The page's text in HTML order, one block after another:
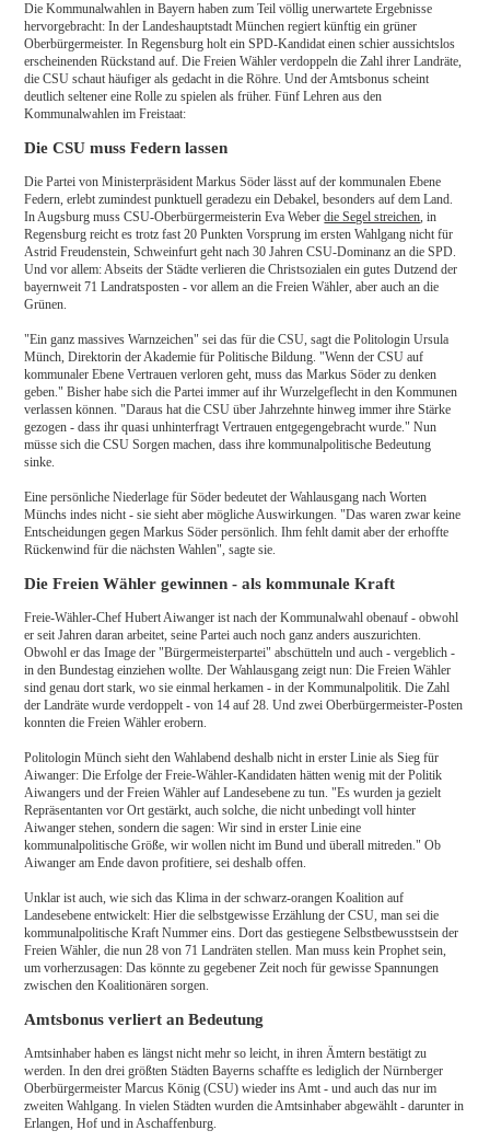
Die Kommunalwahlen in Bayern haben zum Teil völlig unerwartete Ergebnisse
hervorgebracht: In der Landeshauptstadt München regiert künftig ein grüner
Oberbürgermeister. In Regensburg holt ein SPD-Kandidat einen schier aussichtslos
erscheinenden Rückstand auf. Die Freien Wähler verdoppeln die Zahl ihrer Landräte,
die CSU schaut häufiger als gedacht in die Röhre. Und der Amtsbonus scheint
deutlich seltener eine Rolle zu spielen als früher. Fünf Lehren aus den
Kommunalwahlen im Freistaat:
Die CSU muss Federn lassen
Die Partei von Ministerpräsident Markus Söder lässt auf der kommunalen Ebene
Federn, erlebt zumindest punktuell geradezu ein Debakel, besonders auf dem Land.
In Augsburg muss CSU-Oberbürgermeisterin Eva Weberdie Segel streichen, in
Regensburg reicht es trotz fast 20 Punkten Vorsprung im ersten Wahlgang nicht für
Astrid Freudenstein, Schweinfurt geht nach 30 Jahren CSU-Dominanz an die SPD.
Und vor allem: Abseits der Städte verlieren die Christsozialen ein gutes Dutzend der
bayernweit 71 Landratsposten - vor allem an die Freien Wähler, aber auch an die
Grünen.
"Ein ganz massives Warnzeichen" sei das für die CSU, sagt die Politologin Ursula
Münch, Direktorin der Akademie für Politische Bildung. "Wenn der CSU auf
kommunaler Ebene Vertrauen verloren geht, muss das Markus Söder zu denken
geben." Bisher habe sich die Partei immer auf ihr Wurzelgeflecht in den Kommunen
verlassen können. "Daraus hat die CSU über Jahrzehnte hinweg immer ihre Stärke
gezogen - dass ihr quasi unhinterfragt Vertrauen entgegengebracht wurde." Nun
müsse sich die CSU Sorgen machen, dass ihre kommunalpolitische Bedeutung
sinke.
Eine persönliche Niederlage für Söder bedeutet der Wahlausgang nach Worten
Münchs indes nicht - sie sieht aber mögliche Auswirkungen. "Das waren zwar keine
Entscheidungen gegen Markus Söder persönlich. Ihm fehlt damit aber der erhoffte
Rückenwind für die nächsten Wahlen", sagte sie.
Die Freien Wähler gewinnen - als kommunale Kraft
Freie-Wähler-Chef Hubert Aiwanger ist nach der Kommunalwahl obenauf - obwohl
er seit Jahren daran arbeitet, seine Partei auch noch ganz anders auszurichten.
Obwohl er das Image der "Bürgermeisterpartei" abschütteln und auch - vergeblich -
in den Bundestag einziehen wollte. Der Wahlausgang zeigt nun: Die Freien Wähler
sind genau dort stark, wo sie einmal herkamen - in der Kommunalpolitik. Die Zahl
der Landräte wurde verdoppelt - von 14 auf 28. Und zwei Oberbürgermeister-Posten
konnten die Freien Wähler erobern.
Politologin Münch sieht den Wahlabend deshalb nicht in erster Linie als Sieg für
Aiwanger: Die Erfolge der Freie-Wähler-Kandidaten hätten wenig mit der Politik
Aiwangers und der Freien Wähler auf Landesebene zu tun. "Es wurden ja gezielt
Repräsentanten vor Ort gestärkt, auch solche, die nicht unbedingt voll hinter
Aiwanger stehen, sondern die sagen: Wir sind in erster Linie eine
kommunalpolitische Größe, wir wollen nicht im Bund und überall mitreden." Ob
Aiwanger am Ende davon profitiere, sei deshalb offen.
Unklar ist auch, wie sich das Klima in der schwarz-orangen Koalition auf
Landesebene entwickelt: Hier die selbstgewisse Erzählung der CSU, man sei die
kommunalpolitische Kraft Nummer eins. Dort das gestiegene Selbstbewusstsein der
Freien Wähler, die nun 28 von 71 Landräten stellen. Man muss kein Prophet sein,
um vorherzusagen: Das könnte zu gegebener Zeit noch für gewisse Spannungen
zwischen den Koalitionären sorgen.
Amtsbonus verliert an Bedeutung
Amtsinhaber haben es längst nicht mehr so leicht, in ihren Ämtern bestätigt zu
werden. In den drei größten Städten Bayerns schaffte es lediglich der Nürnberger
Oberbürgermeister Marcus König (CSU) wieder ins Amt - und auch das nur im
zweiten Wahlgang. In vielen Städten wurden die Amtsinhaber abgewählt - darunter in
Erlangen, Hof und in Aschaffenburg.